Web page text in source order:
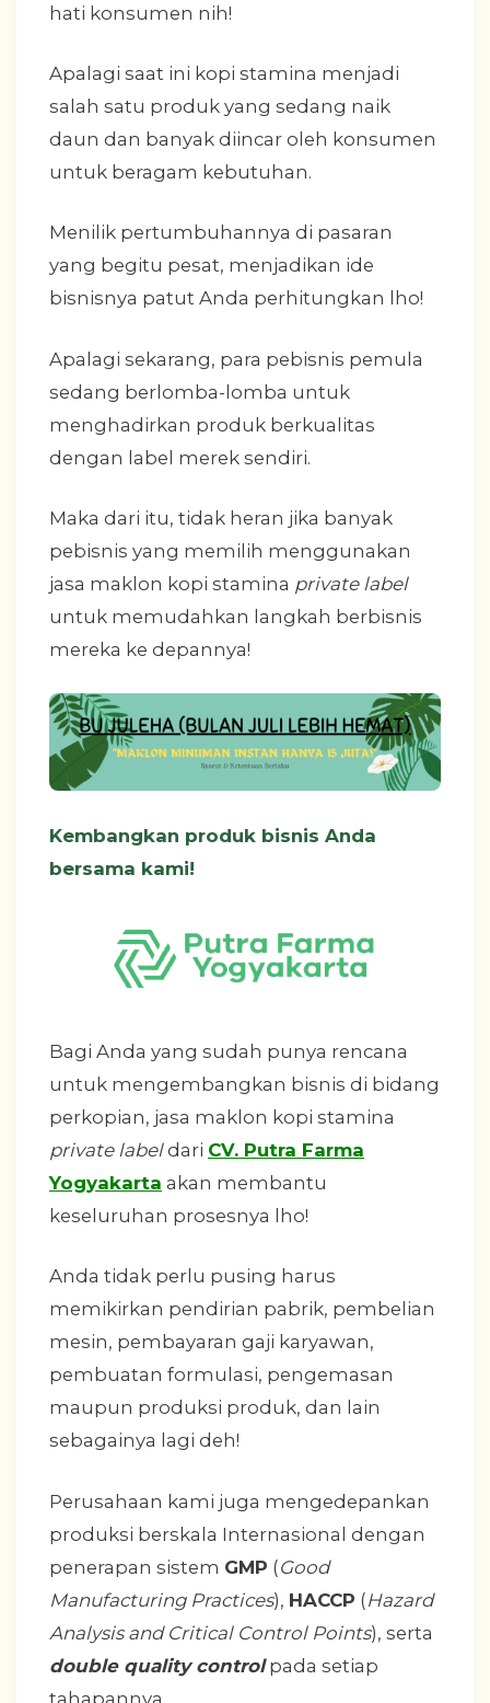
hati konsumen nih!
Apalagi saat ini kopi stamina menjadi
salah satu produk yang sedang naik
daun dan banyak diincar oleh konsumen
untuk beragam kebutuhan.
Menilik pertumbuhannya di pasaran
yang begitu pesat, menjadikan ide
bisnisnya patut Anda perhitungkan lho!
Apalagi sekarang, para pebisnis pemula
sedang berlomba-lomba untuk
menghadirkan produk berkualitas
dengan label merek sendiri.
Maka dari itu, tidak heran jika banyak
pebisnis yang memilih menggunakan
jasa maklon kopi stamina private label
untuk memudahkan langkah berbisnis
mereka ke depannya!
Kembangkan produk bisnis Anda
bersama kami!
Bagi Anda yang sudah punya rencana
untuk mengembangkan bisnis di bidang
perkopian, jasa maklon kopi stamina
private labeldari CV. Putra Farma
Yogyakarta akan membantu
keseluruhan prosesnya lho!
Anda tidak perlu pusing harus
memikirkan pendirian pabrik, pembelian
mesin, pembayaran gaji karyawan,
pembuatan formulasi, pengemasan
maupun produksi produk, dan lain
sebagainya lagi deh!
Perusahaan kami juga mengedepankan
produksi berskala Internasional dengan
penerapan sistem GMP (Good
Manufacturing Practices), HACCP (Hazard
Analysis and Critical Control Points), serta
double quality controlpada setiap
tahapannya.